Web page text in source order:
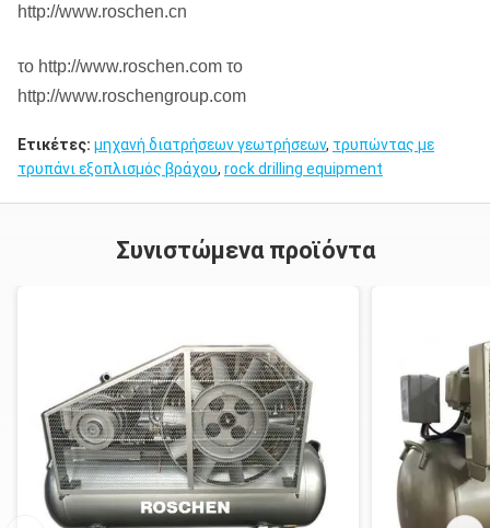
http://www.roschen.cn
το http://www.roschen.com το
http://www.roschengroup.com
Ετικέτες: μηχανή διατρήσεων γεωτρήσεων, τρυπώντας με
τρυπάνι εξοπλισμός βράχου, rock drilling equipment
Συνιστώμενα προϊόντα